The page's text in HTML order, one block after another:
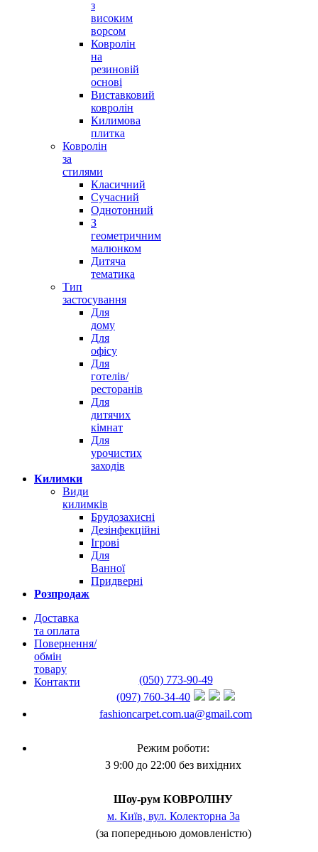
з
високим
ворсом
Ковролін
на
резиновій
основі
Виставковий
ковролін
Килимова
плитка
Ковролін
за
стилями
Класичний
Сучасний
Однотонний
З
геометричним
малюнком
Дитяча
тематика
Тип
застосування
Для
дому
Для
офісу
Для
готелів/
ресторанів
Для
дитячих
кімнат
Для
урочистих
заходів
Килимки
Види
килимків
Брудозахисні
Дезінфекційні
Ігрові
Для
Ванної
Придверні
Розпродаж
Доставка
та оплата
Повернення/
обмін
товару
Контакти
(050) 773-90-49
(097) 760-34-40
fashioncarpet.com.ua@gmail.com
Режим роботи:
З 9:00 до 22:00 без вихідних
Шоу-рум КОВРОЛІНУ
м. Київ, вул. Колекторна 3а
(за попередньою домовленістю)